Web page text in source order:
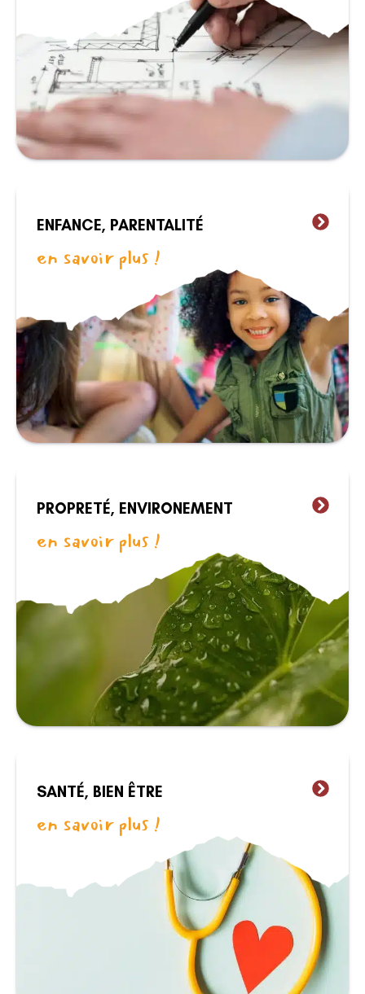
ENFANCE, PARENTALITÉ
en savoir plus !
PROPRETÉ, ENVIRONEMENT
en savoir plus !
SANTÉ, BIEN ÊTRE
en savoir plus !